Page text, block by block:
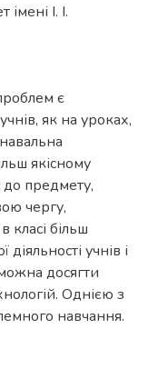
І. І.
є
як на уроках,
якісному
предмету,
чергу,
класі більш
учнів і
досягти
Однією з
навчання.